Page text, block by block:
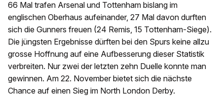
66 Mal trafen Arsenal und Tottenham bislang im
englischen Oberhaus aufeinander, 27 Mal davon durften
sich die Gunners freuen (24 Remis, 15 Tottenham-Siege).
Die jüngsten Ergebnisse dürften bei den Spurs keine allzu
grosse Hoffnung auf eine Aufbesserung dieser Statistik
verbreiten. Nur zwei der letzten zehn Duelle konnte man
gewinnen. Am 22. November bietet sich die nächste
Chance auf einen Sieg im North London Derby.